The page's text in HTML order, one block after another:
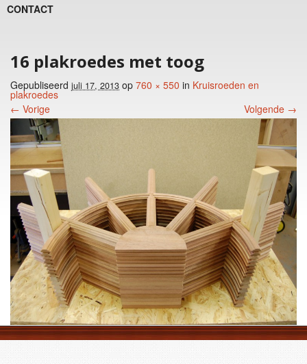
CONTACT
16 plakroedes met toog
Gepubliseerd juli 17, 2013 op 760 × 550 in Kruisroeden en
plakroedes
Foto menu
← Vorige Volgende →